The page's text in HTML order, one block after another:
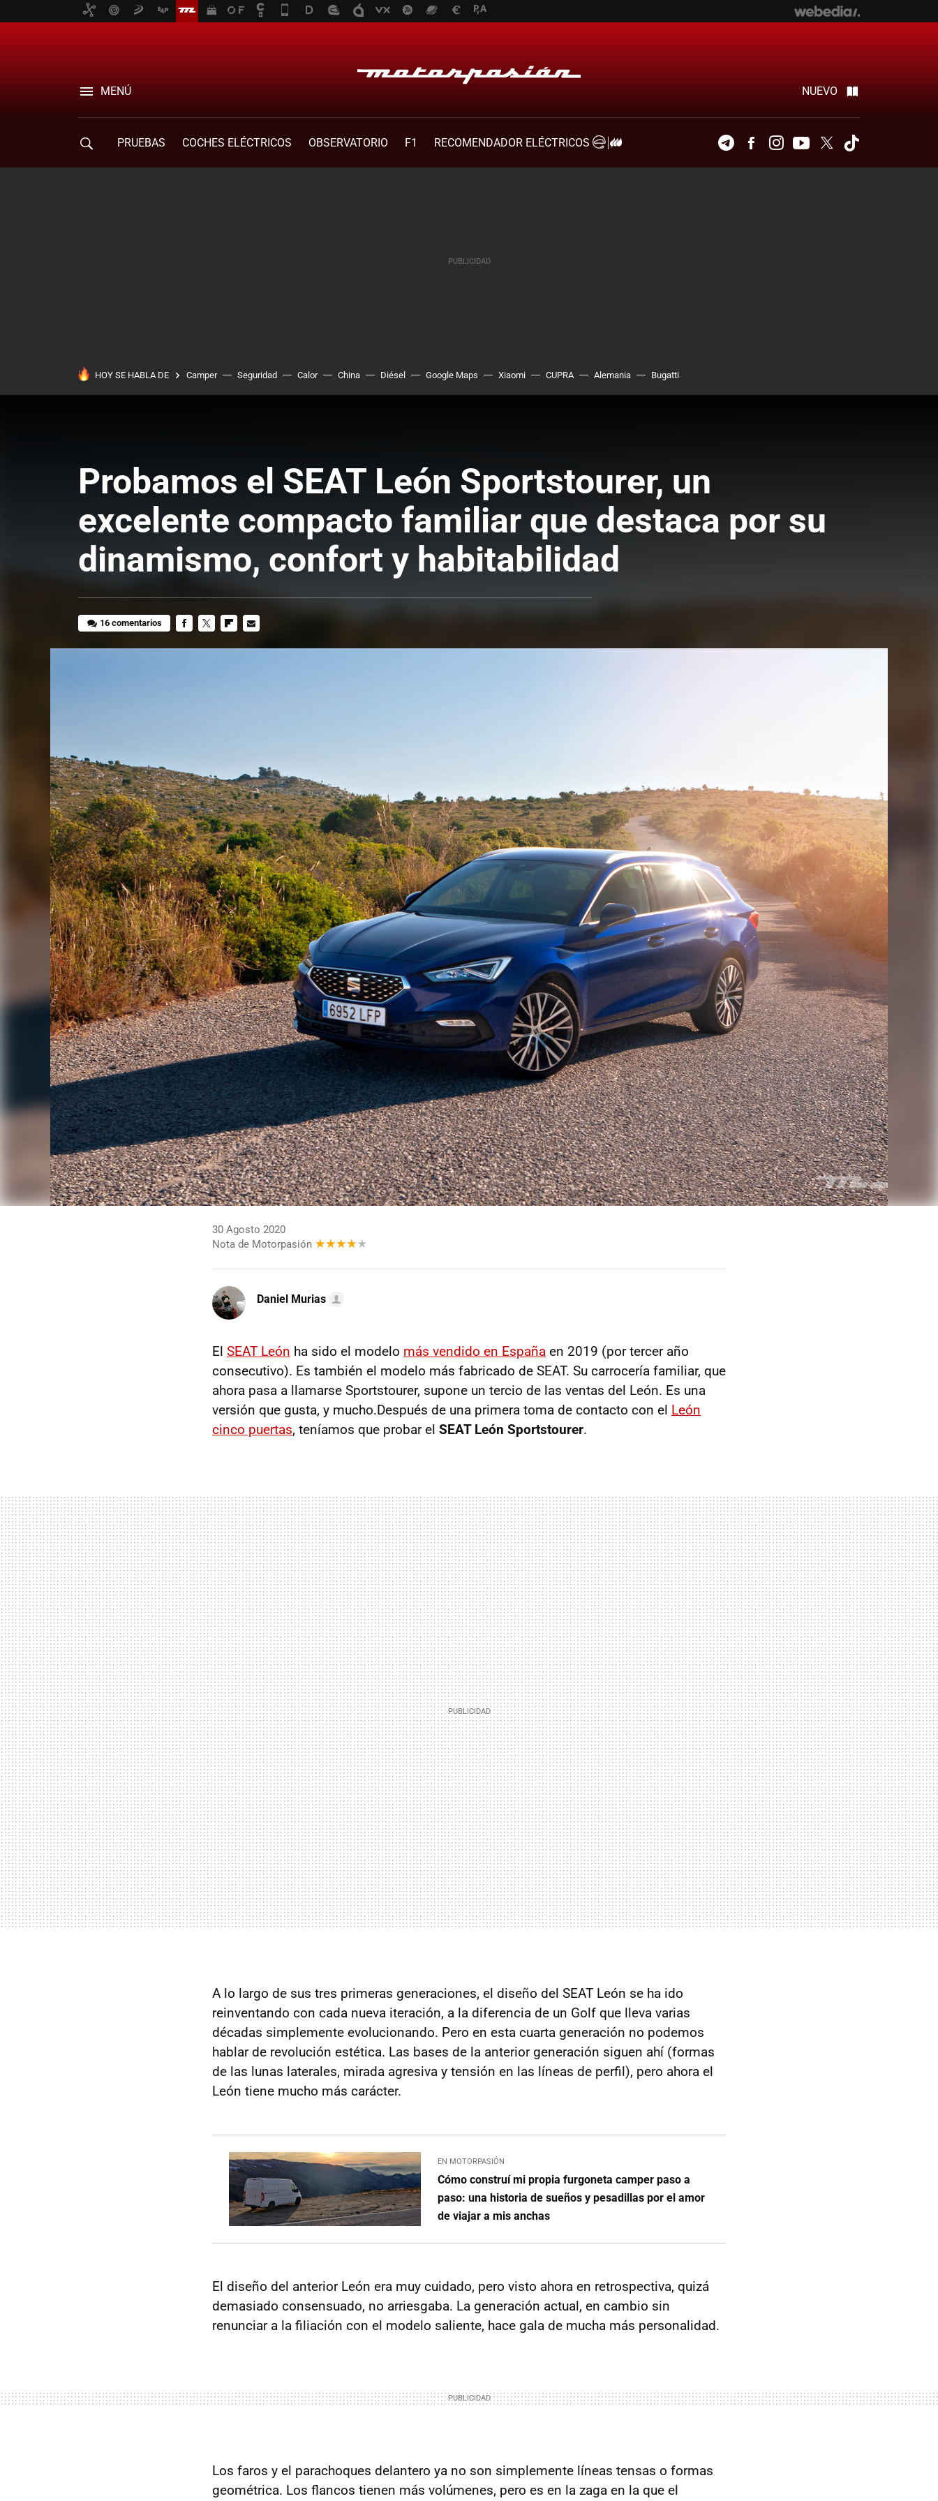
MENÚ NUEVO
PRUEBAS COCHES ELÉCTRICOS OBSERVATORIO F1
RECOMENDADOR ELÉCTRICOS
TelegramFacebookInstagramYoutubeTwitter
HOY SE HABLA DE Camper Seguridad Calor China Diésel Google Maps Xiaomi CUPRA Alemania Bugatti
Probamos el SEAT León Sportstourer, un
excelente compacto familiar que destaca por su
dinamismo, confort y habitabilidad
16 comentarios
30 Agosto 2020
Nota de Motorpasión
Daniel Murias
El SEAT León ha sido el modelo más vendido en España en 2019 (por tercer año
consecutivo). Es también el modelo más fabricado de SEAT. Su carrocería familiar, que
ahora pasa a llamarse Sportstourer, supone un tercio de las ventas del León. Es una
versión que gusta, y mucho.Después de una primera toma de contacto con el León
cinco puertas, teníamos que probar el SEAT León Sportstourer.
A lo largo de sus tres primeras generaciones, el diseño del SEAT León se ha ido
reinventando con cada nueva iteración, a la diferencia de un Golf que lleva varias
décadas simplemente evolucionando. Pero en esta cuarta generación no podemos
hablar de revolución estética. Las bases de la anterior generación siguen ahí (formas
de las lunas laterales, mirada agresiva y tensión en las líneas de perfil), pero ahora el
León tiene mucho más carácter.
EN MOTORPASIÓN
Cómo construí mi propia furgoneta camper paso a
paso: una historia de sueños y pesadillas por el amor
de viajar a mis anchas
El diseño del anterior León era muy cuidado, pero visto ahora en retrospectiva, quizá
demasiado consensuado, no arriesgaba. La generación actual, en cambio sin
renunciar a la filiación con el modelo saliente, hace gala de mucha más personalidad.
Los faros y el parachoques delantero ya no son simplemente líneas tensas o formas
geométrica. Los flancos tienen más volúmenes, pero es en la zaga en la que el